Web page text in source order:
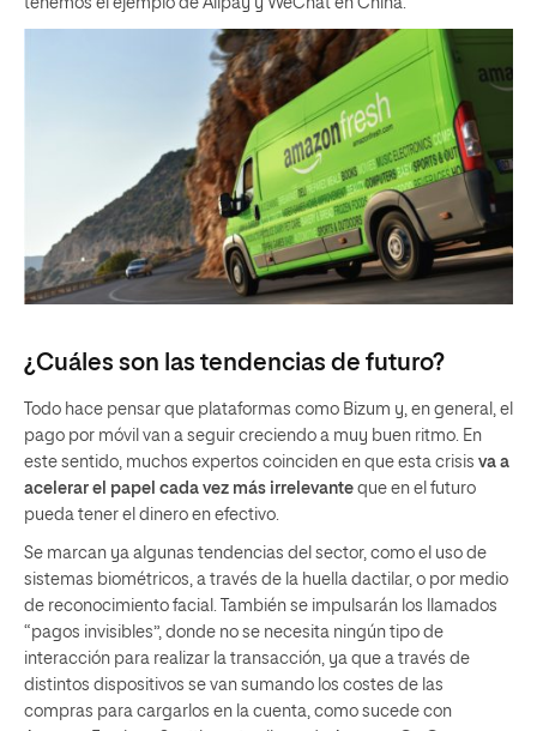
tenemos el ejemplo de Alipay y WeChat en China.
¿Cuáles son las tendencias de futuro?
Todo hace pensar que plataformas como Bizum y, en general, el
pago por móvil van a seguir creciendo a muy buen ritmo. En
este sentido, muchos expertos coinciden en que esta crisis va a
acelerar el papel cada vez más irrelevante que en el futuro
pueda tener el dinero en efectivo.
Se marcan ya algunas tendencias del sector, como el uso de
sistemas biométricos, a través de la huella dactilar, o por medio
de reconocimiento facial. También se impulsarán los llamados
“pagos invisibles”, donde no se necesita ningún tipo de
interacción para realizar la transacción, ya que a través de
distintos dispositivos se van sumando los costes de las
compras para cargarlos en la cuenta, como sucede con